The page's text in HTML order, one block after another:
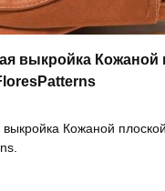
выкройка Кожаной
Кожаной